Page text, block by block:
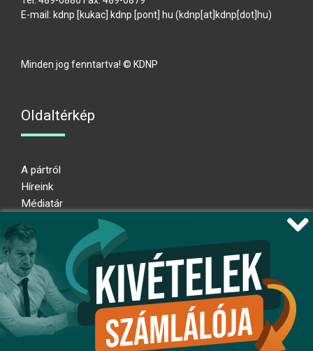
E-mail: kdnp [kukac] kdnp [pont] hu (kdnp[at]kdnp[dot]hu)
Minden jog fenntartva! © KDNP
Oldaltérkép
A pártról
Híreink
Médiatár
Adatkezelési nyilatkozat
Átláthatósági nyilatkozat
Ugrás az oldal tetejére
Kövessen minket!